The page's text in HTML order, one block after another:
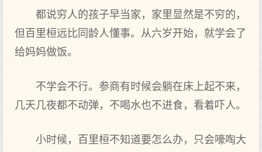
都说穷人的孩子早当家，家里显然是不穷的，
但百里桓远比同龄人懂事。从六岁开始，就学会了
给妈妈做饭。
不学会不行。参商有时候会躺在床上起不来，
几天几夜都不动弹，不喝水也不进食，看着吓人。
小时候，百里桓不知道要怎么办，只会嚎啕大